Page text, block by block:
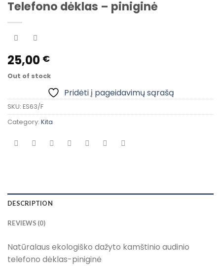
Telefono dėklas – piniginė
25,00 €
Out of stock
Pridėti į pageidavimų sąrašą
SKU: ES63/F
Category: Kita
DESCRIPTION
REVIEWS (0)
Natūralaus ekologiško dažyto kamštinio audinio
telefono dėklas-piniginė